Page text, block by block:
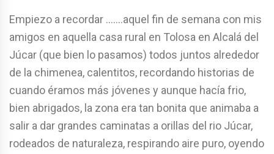
Empiezo a recordar …….aquel fin de semana con mis
amigos en aquella casa rural en Tolosa en Alcalá del
Júcar (que bien lo pasamos) todos juntos alrededor
de la chimenea, calentitos, recordando historias de
cuando éramos más jóvenes y aunque hacía frio,
bien abrigados, la zona era tan bonita que animaba a
salir a dar grandes caminatas a orillas del rio Júcar,
rodeados de naturaleza, respirando aire puro, oyendo